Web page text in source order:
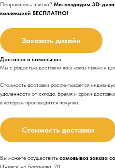
Понравилась плитка? Мы создадим 3D-
коллекцией БЕСПЛАТНО!
Заказать дизайн
Доставка и самовывоз
Мы с радостью доставим ваш заказ прямо к
Стоимость доставки рассчитывается
удаленности от склада. Время и сроки
в котором производится покупка.
Стоимость доставки
Вы можете осуществить самовывоз заказа
Ижевск, ул. Баранова, 20.